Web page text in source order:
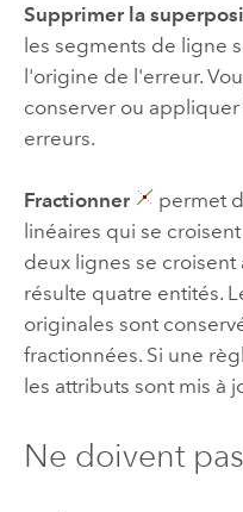
Supprimer la
les segments de ligne
l'origine de l'erreur.
conserver ou
erreurs.
Fractionner
permet
linéaires qui se
deux lignes se
résulte quatre entités.
originales sont
fractionnées. Si une
les attributs sont mis à
Ne doivent